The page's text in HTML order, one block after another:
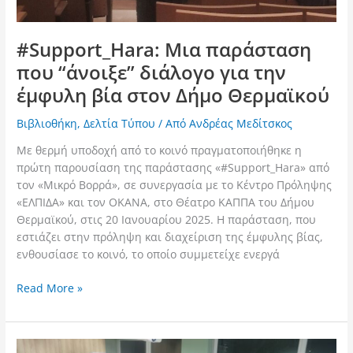
#Support_Hara: Μια παράσταση
που “άνοιξε” διάλογο για την
έμφυλη βία στον Δήμο Θερμαϊκού
Βιβλιοθήκη,Δελτία Τύπου / ΑπόΑνδρέας Μεδίτσκος
Με θερμή υποδοχή από το κοινό πραγματοποιήθηκε η
πρώτη παρουσίαση της παράστασης «#Support_Hara» από
τον «Μικρό Βορρά», σε συνεργασία με το Κέντρο Πρόληψης
«ΕΛΠΙΔΑ» και τον ΟΚΑΝΑ, στο Θέατρο ΚΑΠΠΑ του Δήμου
Θερμαϊκού, στις 20 Ιανουαρίου 2025. Η παράσταση, που
εστιάζει στην πρόληψη και διαχείριση της έμφυλης βίας,
ενθουσίασε το κοινό, το οποίο συμμετείχε ενεργά
Read More »
The